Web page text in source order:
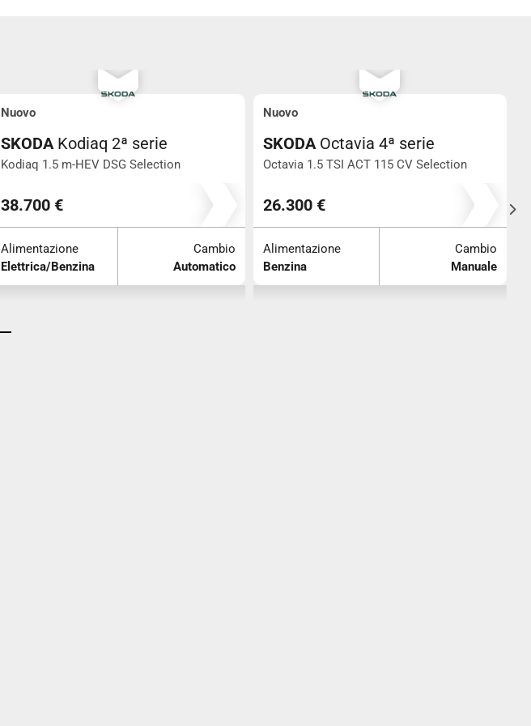
Nuovo
SKODA Kodiaq 2ª serie
Kodiaq 1.5 m-HEV DSG Selection
0
38.700 €
Alimentazione
Elettrica/Benzina
Cambio
Automatico
Nuovo
SKODA Octavia 4ª serie
Octavia 1.5 TSI ACT 115 CV Selection
0
26.300 €
Alimentazione
Benzina
Cambio
Manuale